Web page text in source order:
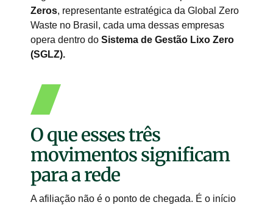
Zeros, representante estratégica da Global Zero
Waste no Brasil, cada uma dessas empresas
opera dentro do Sistema de Gestão Lixo Zero
(SGLZ).
O que esses três
movimentos significam
para a rede
A afiliação não é o ponto de chegada. É o início